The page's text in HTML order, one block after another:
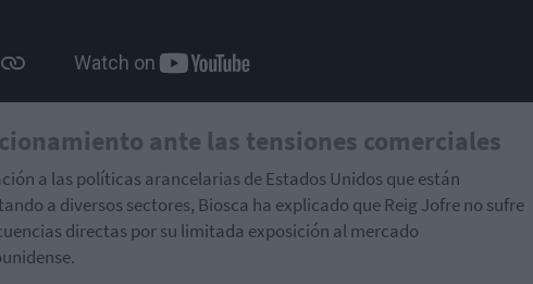
ante las tensiones comerciales
a las políticas arancelarias de Estados Unidos que están
a diversos sectores, Biosca ha explicado que Reig Jofre no sufre
directas por su limitada exposición al mercado